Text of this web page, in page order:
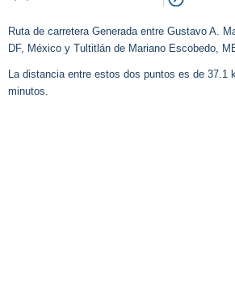
Ruta de carretera Generada entre Gustavo A.
DF, México y Tultitlán de Mariano Escobedo,
La distancia entre estos dos puntos es de 37.1
minutos.